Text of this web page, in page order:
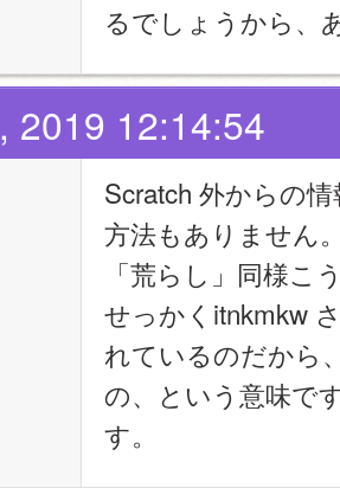
るでしょうから、
2019 12:14:54
Scratch 外からの
方法もありません
「荒らし」同様
せっかくitnkmkw
れているのだから
の、という意味で
す。